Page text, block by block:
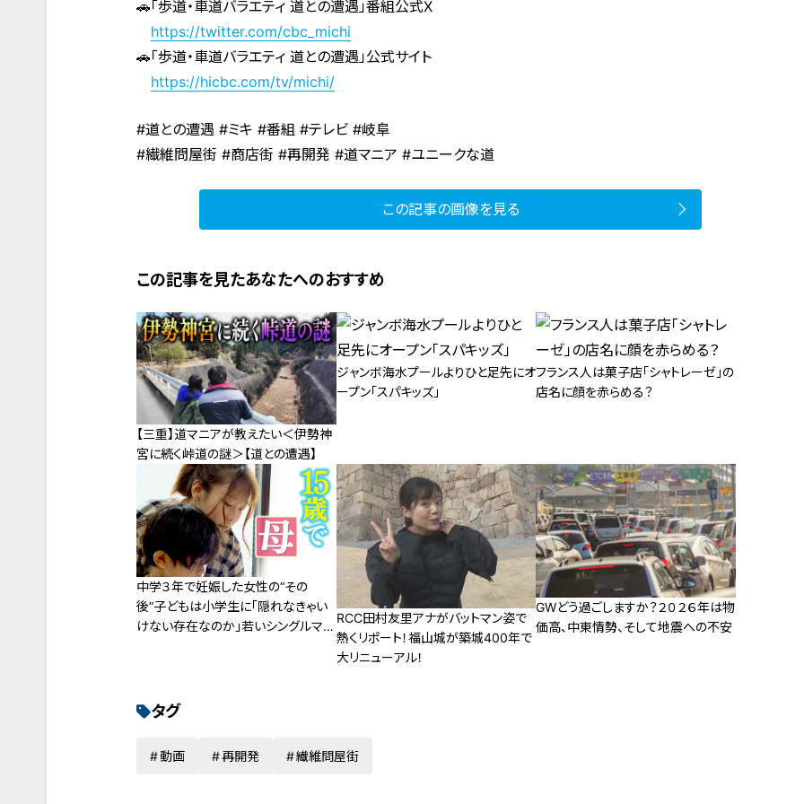
🚗「歩道・車道バラエティ 道との遭遇」番組公式X
https://twitter.com/cbc_michi
🚗「歩道・車道バラエティ 道との遭遇」公式サイト
https://hicbc.com/tv/michi/
#道との遭遇 #ミキ #番組 #テレビ #岐阜
#繊維問屋街 #商店街 #再開発 #道マニア #ユニークな道
この記事の画像を見る
この記事を見たあなたへのおすすめ
【三重】道マニアが教えたい＜伊勢神
宮に続く峠道の謎＞【道との遭遇】
ジャンボ海水プールよりひと足先にオ
ープン「スパキッズ」
フランス人は菓子店「シャトレーゼ」の
店名に顔を赤らめる？
中学３年で妊娠した女性の“その
後”子どもは小学生に「隠れなきゃい
けない存在なのか」若いシングルマザ
RCC田村友里アナがバットマン姿で
熱くリポート！福山城が築城400年で
大リニューアル！
GWどう過ごしますか？２０２６年は物
価高、中東情勢、そして地震への不安
タグ
動画 再開発 繊維問屋街